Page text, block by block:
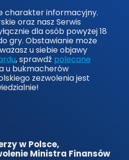
charakter informacyjny.
oraz nasz Serwis
dla osób powyżej 18
gry. Obstawianie może
u siebie objawy
, sprawdź polecane
u bukmacherów
zezwolenia jest
w Polsce,
Ministra Finansów